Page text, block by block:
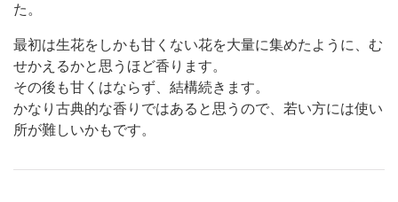
た。
最初は生花をしかも甘くない花を大量に集めたように、む
せかえるかと思うほど香ります。
その後も甘くはならず、結構続きます。
かなり古典的な香りではあると思うので、若い方には使い
所が難しいかもです。